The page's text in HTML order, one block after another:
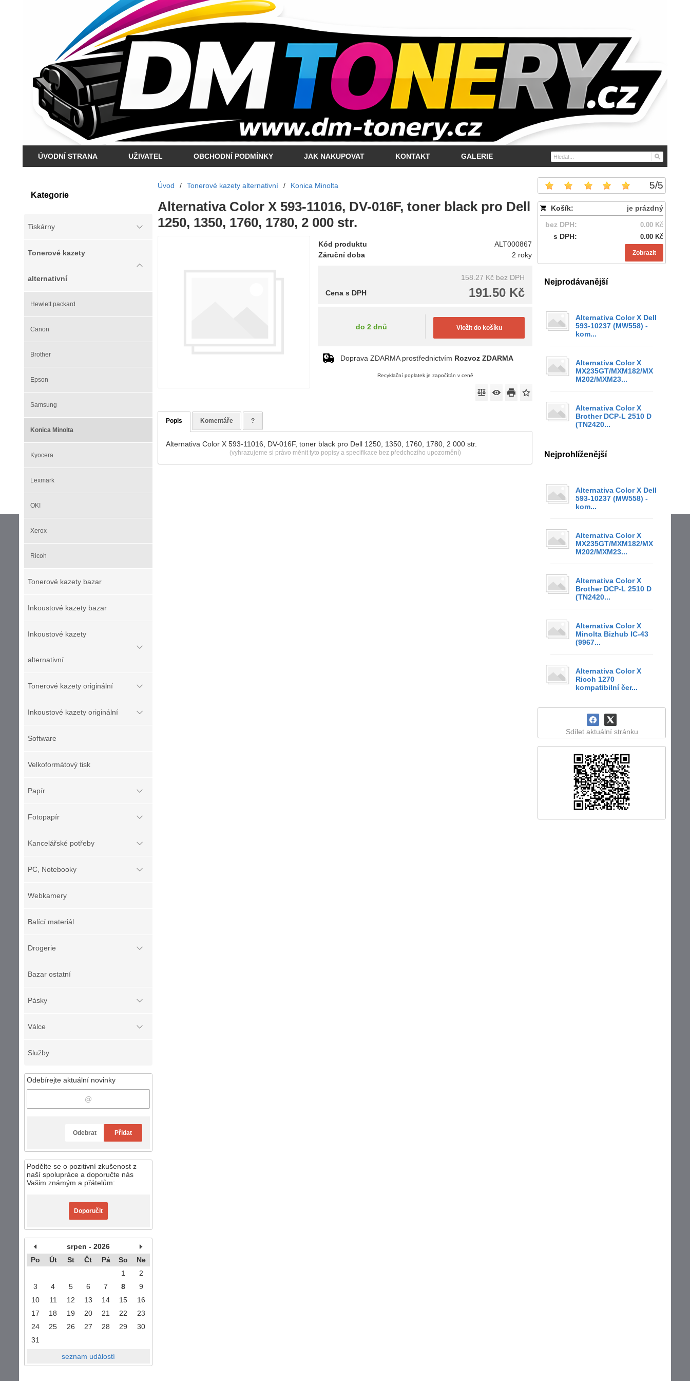
ÚVODNÍ STRANA UŽIVATEL OBCHODNÍ PODMÍNKY JAK NAKUPOVAT KONTAKT GALERIE
Kategorie
Tiskárny
Tonerové kazety
alternativní
Hewlett packard
Canon
Brother
Epson
Samsung
Konica Minolta
Kyocera
Lexmark
OKI
Xerox
Ricoh
Tonerové kazety bazar
Inkoustové kazety bazar
Inkoustové kazety
alternativní
Tonerové kazety originální
Inkoustové kazety originální
Software
Velkoformátový tisk
Papír
Fotopapír
Kancelářské potřeby
PC, Notebooky
Webkamery
Balící materiál
Drogerie
Bazar ostatní
Pásky
Válce
Služby
Odebírejte aktuální novinky
Odebrat Přidat
Podělte se o pozitivní zkušenost z
naší spolupráce a doporučte nás
Vašim známým a přátelům:
Doporučit
srpen - 2026
Po
Út St Čt Pá So
Ne
1
2
3
4 5 6 7 8
9
10
11 12 13 14 15
16
17
18 19 20 21 22
23
24
25 26 27 28 29
30
31
seznam událostí
5/5
Košík:
je prázdný
bez DPH:
0.00 Kč
s DPH: 0.00 Kč
Zobrazit
Nejprodávanější
Alternativa Color X Dell
593-10237 (MW558) -
kom...
Alternativa Color X
MX235GT/MXM182/MX
M202/MXM23...
Alternativa Color X
Brother DCP-L 2510 D
(TN2420...
Nejprohlíženější
Alternativa Color X Dell
593-10237 (MW558) -
kom...
Alternativa Color X
MX235GT/MXM182/MX
M202/MXM23...
Alternativa Color X
Brother DCP-L 2510 D
(TN2420...
Alternativa Color X
Minolta Bizhub IC-43
(9967...
Alternativa Color X
Ricoh 1270
kompatibilní čer...
Sdílet aktuální stránku
Úvod / Tonerové kazety alternativní / Konica Minolta
Alternativa Color X 593-11016, DV-016F, toner black pro Dell
1250, 1350, 1760, 1780, 2 000 str.
Kód produktu
ALT000867
Záruční doba
2 roky
158.27 Kč bez DPH
191.50 Kč
Cena s DPH
do 2 dnů Vložit do košíku
Doprava ZDARMA prostřednictvím Rozvoz ZDARMA
Recyklační poplatek je započítán v ceně
Popis Komentáře ?
Alternativa Color X 593-11016, DV-016F, toner black pro Dell 1250, 1350, 1760, 1780, 2 000 str.
(vyhrazujeme si právo měnit tyto popisy a specifikace bez předchozího upozornění)